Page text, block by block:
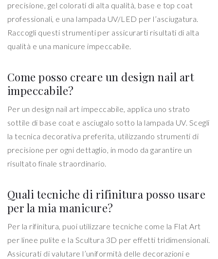
precisione, gel colorati di alta qualità, base e top coat
professionali, e una lampada UV/LED per l’asciugatura.
Raccogli questi strumenti per assicurarti risultati di alta
qualità e una manicure impeccabile.
Come posso creare un design nail art
impeccabile?
Per un design nail art impeccabile, applica uno strato
sottile di base coat e asciugalo sotto la lampada UV. Scegli
la tecnica decorativa preferita, utilizzando strumenti di
precisione per ogni dettaglio, in modo da garantire un
risultato finale straordinario.
Quali tecniche di rifinitura posso usare
per la mia manicure?
Per la rifinitura, puoi utilizzare tecniche come la Flat Art
per linee pulite e la Scultura 3D per effetti tridimensionali.
Assicurati di valutare l’uniformità delle decorazioni e